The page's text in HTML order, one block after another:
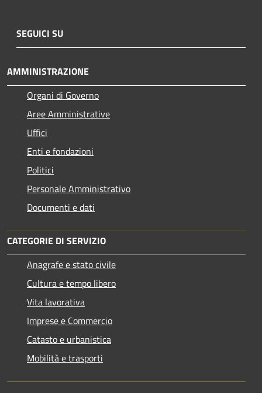
SEGUICI SU
AMMINISTRAZIONE
Organi di Governo
Aree Amministrative
Uffici
Enti e fondazioni
Politici
Personale Amministrativo
Documenti e dati
CATEGORIE DI SERVIZIO
Anagrafe e stato civile
Cultura e tempo libero
Vita lavorativa
Imprese e Commercio
Catasto e urbanistica
Mobilità e trasporti